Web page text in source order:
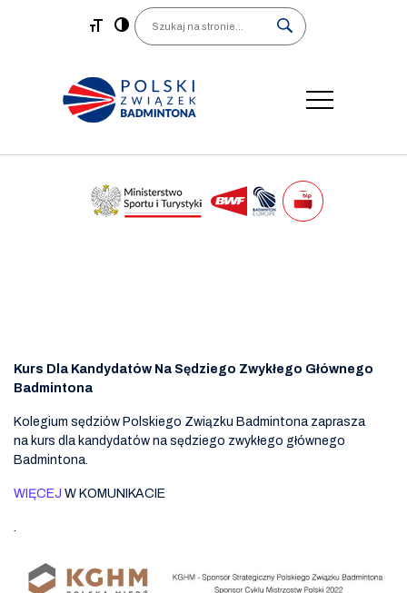
Main Navigation
Search
Kurs Dla Kandydatów Na Sędziego Zwykłego Głównego
Badmintona
Kolegium sędziów Polskiego Związku Badmintona zaprasza
na kurs dla kandydatów na sędziego zwykłego głównego
Badmintona.
WIĘCEJ W KOMUNIKACIE
.